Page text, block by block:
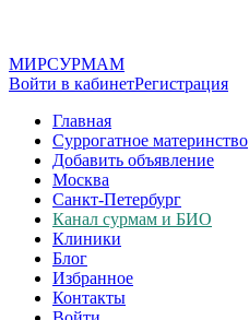
МИРСУРМАМ
Войти в кабинетРегистрация
Главная
Суррогатное материнство
Добавить объявление
Москва
Санкт-Петербург
Канал сурмам и БИО
Клиники
Блог
Избранное
Контакты